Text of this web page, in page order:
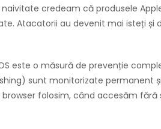
credeam că produsele
Atacatorii au devenit mai isteți
este o măsură de prevenție
sunt monitorizate permanent
folosim, când accesăm